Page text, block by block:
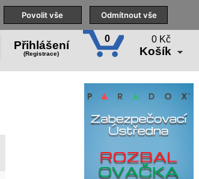
Technická podpora Školení
Přihlášení
(Registrace)
0 0 Kč
Košík
Povolit vše Odmítnout vše